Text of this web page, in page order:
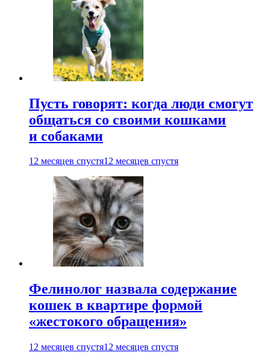
Пусть говорят: когда люди смогут
общаться со своими кошками
и собаками
12 месяцев спустя12 месяцев спустя
Фелинолог назвала содержание
кошек в квартире формой
«жестокого обращения»
12 месяцев спустя12 месяцев спустя